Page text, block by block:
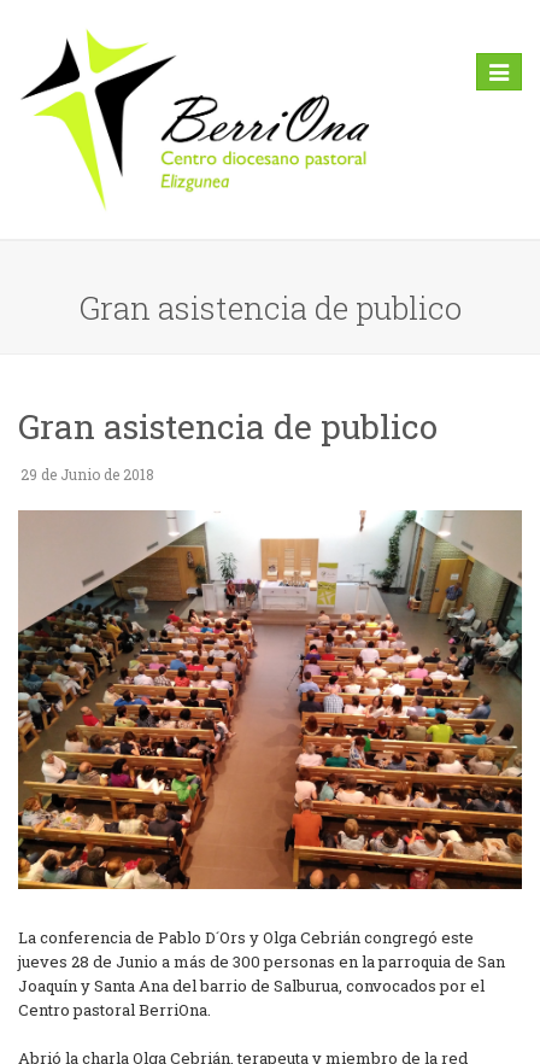
Toggle
Gran asistencia de publico
Gran asistencia de publico
29 de Junio de 2018
La conferencia de Pablo D´Ors y Olga Cebrián congregó este
jueves 28 de Junio a más de 300 personas en la parroquia de San
Joaquín y Santa Ana del barrio de Salburua, convocados por el
Centro pastoral BerriOna.
Abrió la charla Olga Cebrián, terapeuta y miembro de la red